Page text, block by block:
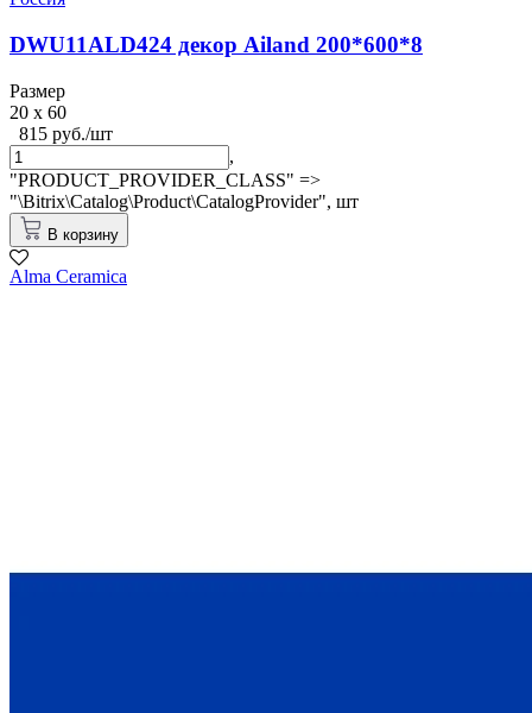
DWU11ALD424 декор Ailand 200*600*8
Размер
20 x 60
815 руб./шт
,
"PRODUCT_PROVIDER_CLASS" =>
"\Bitrix\Catalog\Product\CatalogProvider", шт
В корзину
Alma Ceramica